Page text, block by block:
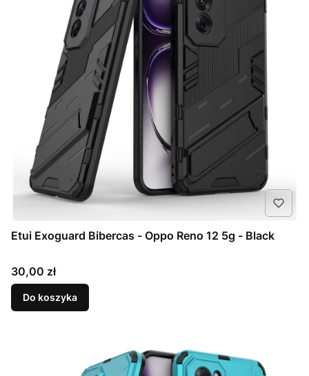
Etui Exoguard Bibercas - Oppo Reno 12 5g - Black
Cena
30,00 zł
Do koszyka